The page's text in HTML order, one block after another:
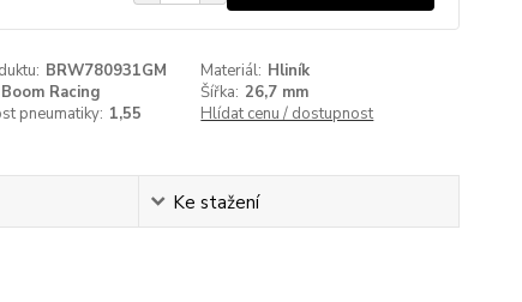
BRW780931GM Materiál: Hliník
Boom Racing Šířka: 26,7 mm
pneumatiky: 1,55 Hlídat cenu / dostupnost
Ke stažení